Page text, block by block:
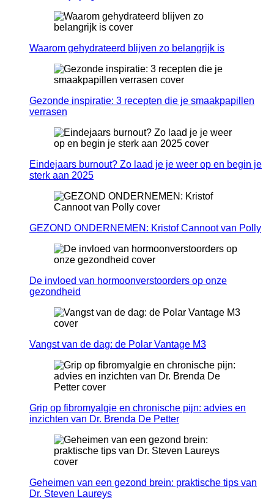
Waarom gehydrateerd blijven zo belangrijk is
Gezonde inspiratie: 3 recepten die je smaakpapillen
verrasen
Eindejaars burnout? Zo laad je je weer op en begin je
sterk aan 2025
GEZOND ONDERNEMEN: Kristof Cannoot van Polly
De invloed van hormoonverstoorders op onze
gezondheid
Vangst van de dag: de Polar Vantage M3
Grip op fibromyalgie en chronische pijn: advies en
inzichten van Dr. Brenda De Petter
Geheimen van een gezond brein: praktische tips van
Dr. Steven Laureys